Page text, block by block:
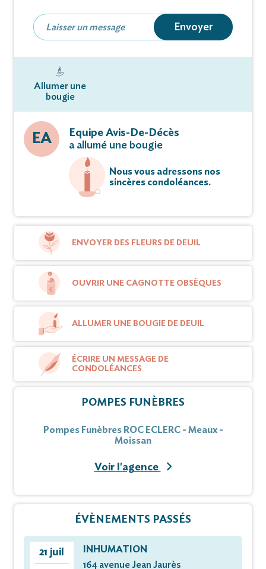
Envoyer
Allumer une
bougie
EA
Equipe Avis-De-Décès
a allumé une bougie
Nous vous adressons nos
sincères condoléances.
ENVOYER DES FLEURS DE DEUIL
OUVRIR UNE CAGNOTTE OBSÈQUES
ALLUMER UNE BOUGIE DE DEUIL
ÉCRIRE UN MESSAGE DE
CONDOLÉANCES
POMPES FUNÈBRES
Pompes Funèbres ROC ECLERC - Meaux -
Moissan
Voir l'agence
ÉVÈNEMENTS PASSÉS
21 juil
INHUMATION
164 avenue Jean Jaurès